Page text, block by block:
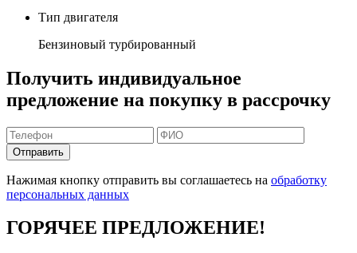
Тип двигателя
Бензиновый турбированный
Получить индивидуальное
предложение на покупку в рассрочку
Отправить
Нажимая кнопку отправить вы соглашаетесь на обработку
персональных данных
ГОРЯЧЕЕ ПРЕДЛОЖЕНИЕ!